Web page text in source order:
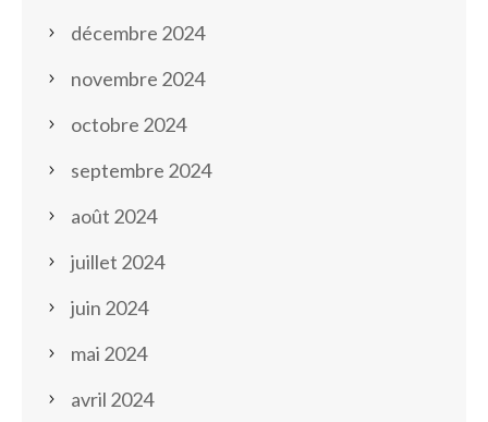
décembre 2024
novembre 2024
octobre 2024
septembre 2024
août 2024
juillet 2024
juin 2024
mai 2024
avril 2024